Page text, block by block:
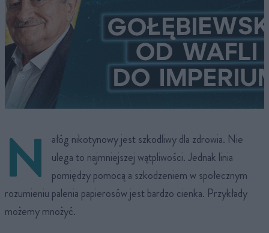
N
ałóg nikotynowy jest szkodliwy dla zdrowia. Nie
ulega to najmniejszej wątpliwości. Jednak linia
pomiędzy pomocą a szkodzeniem w społecznym
rozumieniu palenia papierosów jest bardzo cienka. Przykłady
możemy mnożyć.